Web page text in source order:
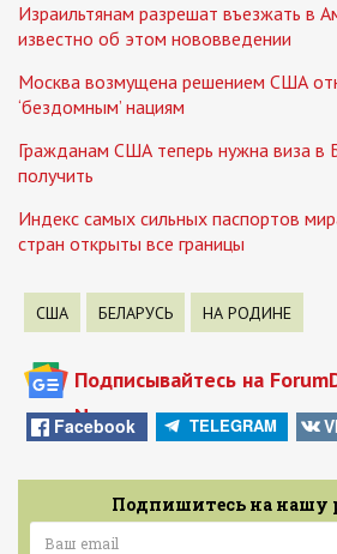
Израильтянам разрешат въезжать в
известно об этом нововведении
Москва возмущена решением США
‘бездомным’ нациям
Гражданам США теперь нужна виза в
получить
Индекс самых сильных паспортов
стран открыты все границы
США БЕЛАРУСЬ НА РОДИНЕ
Подписывайтесь на
News
Facebook TELEGRAM
Подпишитесь на нашу